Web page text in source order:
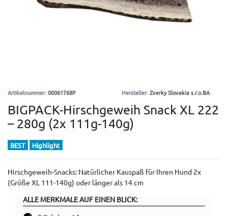
Artikelnummer:00061768P Hersteller:Zverky Slovakia s.r.o.BA
BIGPACK-Hirschgeweih Snack XL 222
– 280g (2x 111g-140g)
BEST Highlight
Hirschgeweih-Snacks: Natürlicher Kauspaß für Ihren Hund 2x
(Größe XL 111-140g) oder länger als 14 cm
ALLE MERKMALE AUF EINEN BLICK: